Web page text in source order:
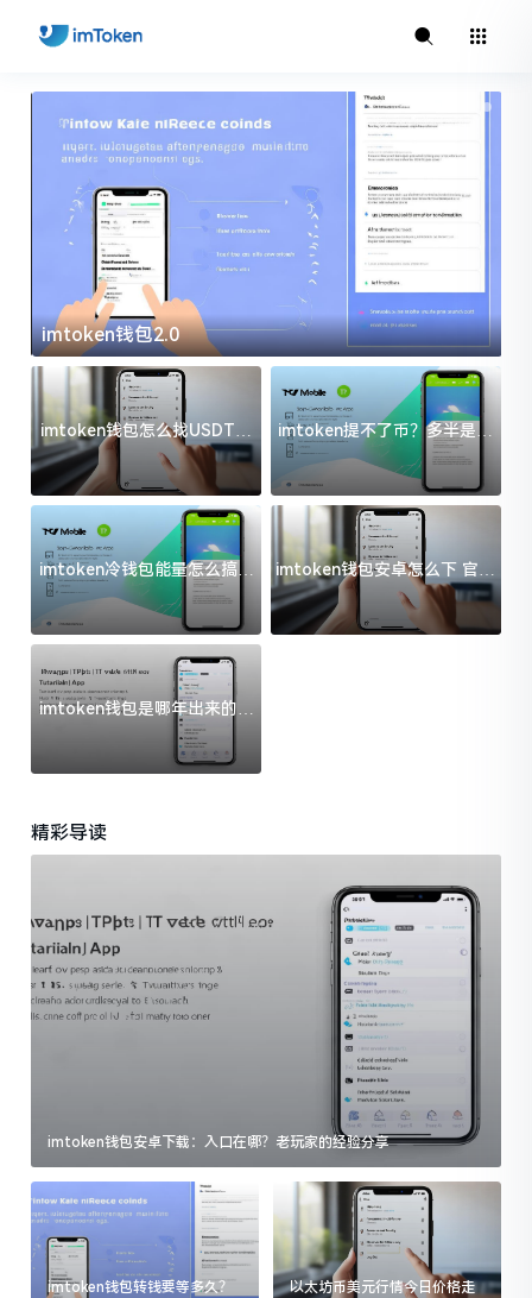
imtoken钱包2.0
imtoken钱包怎么找USDT地
址？三步搞定不踩坑
imtoken提不了币？多半是这
几件事没处理好
imtoken冷钱包能量怎么搞？
过来人告诉你门道
imtoken钱包安卓怎么下 官方
渠道避坑指南
imtoken钱包是哪年出来的？
一文给你说清楚
精彩导读
imtoken钱包安卓下载：入口在哪？老玩家的经验分享
imtoken钱包转钱要等多久？
以太坊币美元行情今日价格走